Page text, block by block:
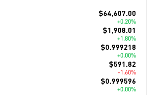
$64,607.00
+0.20%
$1,908.01
+1.80%
$0.999218
+0.00%
$591.82
-1.60%
$0.999596
+0.00%